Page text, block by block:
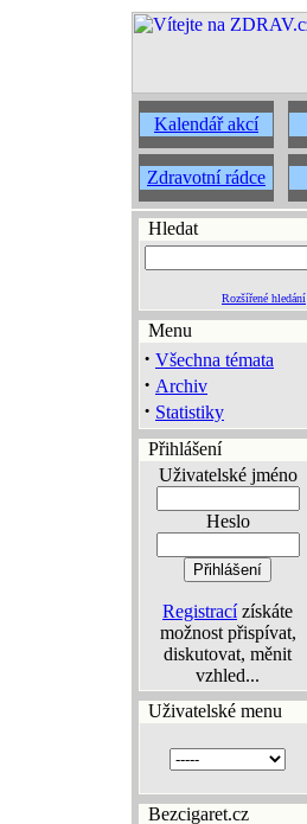
Kalendář akcí
Zdravotní rádce
Hledat
Rozšířené hledání
Menu
· Všechna témata
· Archiv
· Statistiky
Přihlášení
Uživatelské jméno
Heslo
Registracízískáte
možnost přispívat,
diskutovat, měnit
vzhled...
Uživatelské menu
Bezcigaret.cz